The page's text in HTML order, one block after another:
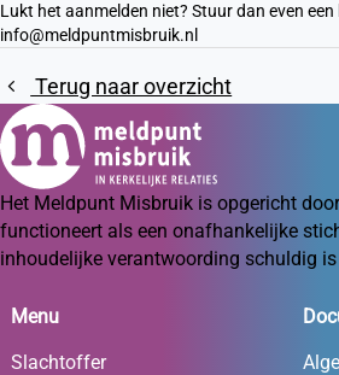
Lukt het aanmelden niet? Stuur dan even
info@meldpuntmisbruik.nl
Terug naar overzicht
Het Meldpunt Misbruik is opgericht
functioneert als een onafhankelijke
inhoudelijke verantwoording schuldig is
Menu
Slachtoffer